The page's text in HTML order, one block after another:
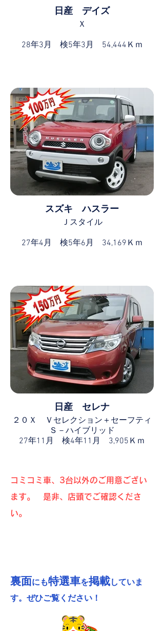
日産 デイズ
Ｘ
28年3月 検5年3月 54,444Ｋｍ
スズキ ハスラー
Ｊスタイル
27年4月 検5年6月 34,169Ｋｍ
日産 セレナ
２０Ｘ Ｖセレクション＋セーフティ
Ｓ－ハイブリッド
27年11月 検4年11月 3,905Ｋｍ
コミコミ車、3台以外のご用意ござい
ます。 是非、店頭でご確認くださ
い。
裏面にも特選車を掲載していま
す。ぜひご覧ください！